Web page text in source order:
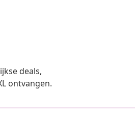
deals,
ontvangen.